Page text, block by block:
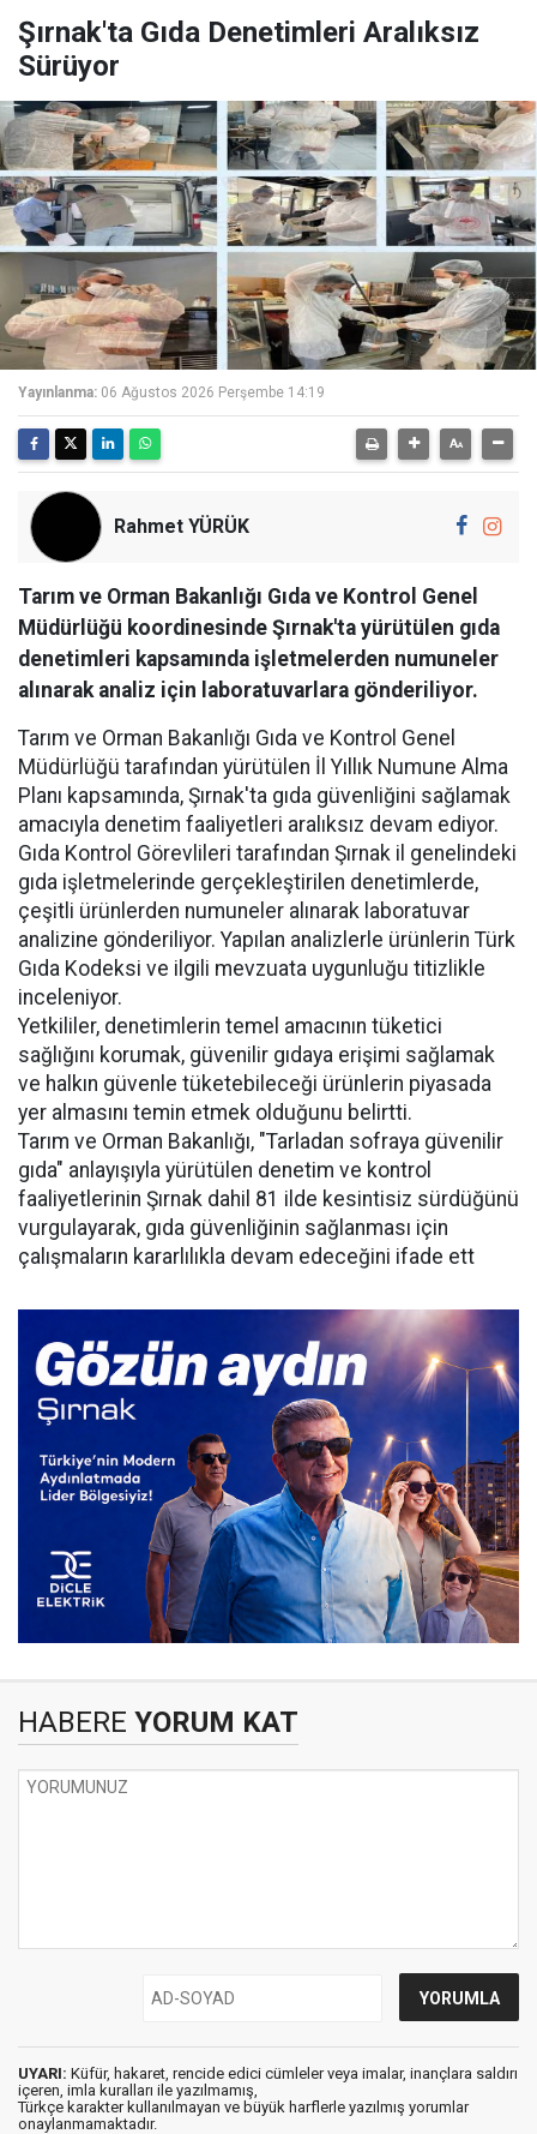
Şırnak'ta Gıda Denetimleri Aralıksız
Sürüyor
Yayınlanma: 06 Ağustos 2026 Perşembe 14:19
Rahmet YÜRÜK
Tarım ve Orman Bakanlığı Gıda ve Kontrol Genel
Müdürlüğü koordinesinde Şırnak'ta yürütülen gıda
denetimleri kapsamında işletmelerden numuneler
alınarak analiz için laboratuvarlara gönderiliyor.
Tarım ve Orman Bakanlığı Gıda ve Kontrol Genel
Müdürlüğü tarafından yürütülen İl Yıllık Numune Alma
Planı kapsamında, Şırnak'ta gıda güvenliğini sağlamak
amacıyla denetim faaliyetleri aralıksız devam ediyor.
Gıda Kontrol Görevlileri tarafından Şırnak il genelindeki
gıda işletmelerinde gerçekleştirilen denetimlerde,
çeşitli ürünlerden numuneler alınarak laboratuvar
analizine gönderiliyor. Yapılan analizlerle ürünlerin Türk
Gıda Kodeksi ve ilgili mevzuata uygunluğu titizlikle
inceleniyor.
Yetkililer, denetimlerin temel amacının tüketici
sağlığını korumak, güvenilir gıdaya erişimi sağlamak
ve halkın güvenle tüketebileceği ürünlerin piyasada
yer almasını temin etmek olduğunu belirtti.
Tarım ve Orman Bakanlığı, "Tarladan sofraya güvenilir
gıda" anlayışıyla yürütülen denetim ve kontrol
faaliyetlerinin Şırnak dahil 81 ilde kesintisiz sürdüğünü
vurgulayarak, gıda güvenliğinin sağlanması için
çalışmaların kararlılıkla devam edeceğini ifade ett
HABERE YORUM KAT
UYARI: Küfür, hakaret, rencide edici cümleler veya imalar, inançlara saldırı
içeren, imla kuralları ile yazılmamış,
Türkçe karakter kullanılmayan ve büyük harflerle yazılmış yorumlar
onaylanmamaktadır.